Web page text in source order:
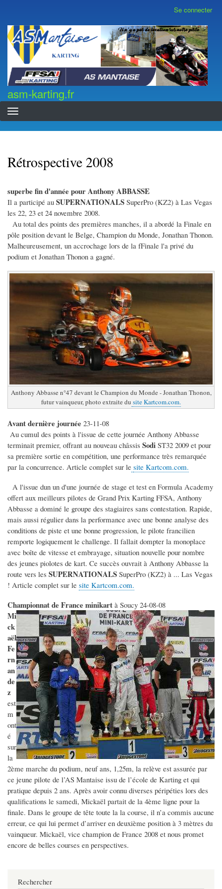
contenu
principal
compte
de
l'utilisateur
Se connecter
asm-karting.fr
asm-karting.fr
Rétrospective 2008
superbe fin d'année pour Anthony ABBASSE
Il a participé au SUPERNATIONALS SuperPro (KZ2) à Las Vegas
les 22, 23 et 24 novembre 2008.
Au total des points des premières manches, il a abordé la Finale en
pôle position devant le Belge, Champion du Monde, Jonathan Thonon.
Malheureusement, un accrochage lors de la fFinale l'a privé du
podium et Jonathan Thonon a gagné.
Anthony Abbasse n°47 devant le Champion du Monde - Jonathan Thonon,
futur vainqueur, photo extraite du site Kartcom.com.
Avant dernière journée 23-11-08
Au cumul des points à l'issue de cette journée Anthony Abbasse
terminait premier, offrant au nouveau châssis Sodi ST32 2009 et pour
sa première sortie en compétition, une performance très remarquée
par la concurrence. Article complet sur le site Kartcom.com.
A l'issue dun un d'une journée de stage et test en Formula Academy
offert aux meilleurs pilotes de Grand Prix Karting FFSA, Anthony
Abbasse a dominé le groupe des stagiaires sans contestation. Rapide,
mais aussi régulier dans la performance avec une bonne analyse des
conditions de piste et une bonne progression, le pilote francilien
remporte logiquement le challenge. Il fallait dompter la monoplace
avec boîte de vitesse et embrayage, situation nouvelle pour nombre
des jeunes piolotes de kart. Ce succès ouvrait à Anthony Abbasse la
route vers les SUPERNATIONALS SuperPro (KZ2) à ... Las Vegas
! Article complet sur le site Kartcom.com.
Championnat de France minikart à Soucy 24-08-08
Mi
ck
aël
Fe
rn
an
de
z
est
m
ont
é
sur
la
2ème marche du podium, neuf ans, 1,25m, la relève est assurée par
ce jeune pilote de l’AS Mantaise issu de l’école de Karting et qui
pratique depuis 2 ans. Après avoir connu diverses péripéties lors des
qualifications le samedi, Mickaël partait de la 4ème ligne pour la
finale. Dans le groupe de tête toute la la course, il n’a commis aucune
erreur, ce qui lui permet d’arriver en deuxième position à 3 mètres du
vainqueur. Mickaël, vice champion de France 2008 et nous promet
encore de belles courses en perspectives.
Rechercher